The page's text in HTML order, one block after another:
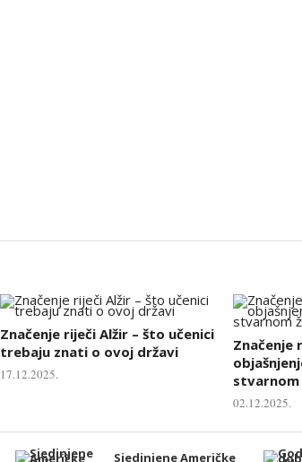
Značenje riječi Alžir – što učenici
trebaju znati o ovoj državi
17.12.2025.
Značenje
02.12.2025.
Sjedinjene Američke